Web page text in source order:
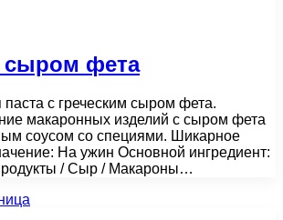
сыром фета
с греческим сыром фета.
макаронных изделий с сыром фета
соусом со специями. Шикарное
На ужин Основной ингредиент:
/ Сыр / Макароны…